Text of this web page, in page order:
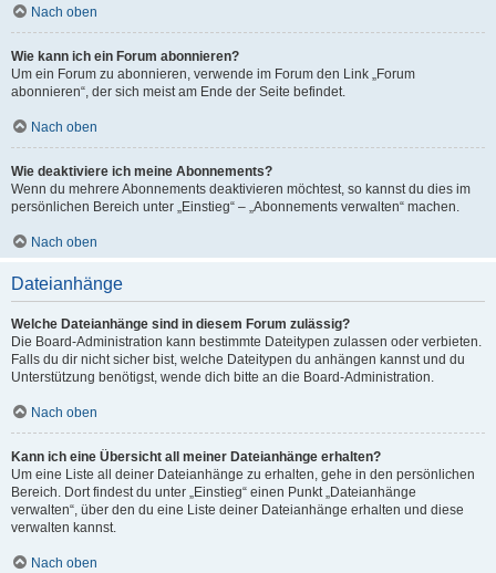
Nach oben
Wie kann ich ein Forum abonnieren?
Um ein Forum zu abonnieren, verwende im Forum den Link „Forum
abonnieren“, der sich meist am Ende der Seite befindet.
Nach oben
Wie deaktiviere ich meine Abonnements?
Wenn du mehrere Abonnements deaktivieren möchtest, so kannst du dies im
persönlichen Bereich unter „Einstieg“ – „Abonnements verwalten“ machen.
Nach oben
Dateianhänge
Welche Dateianhänge sind in diesem Forum zulässig?
Die Board-Administration kann bestimmte Dateitypen zulassen oder verbieten.
Falls du dir nicht sicher bist, welche Dateitypen du anhängen kannst und du
Unterstützung benötigst, wende dich bitte an die Board-Administration.
Nach oben
Kann ich eine Übersicht all meiner Dateianhänge erhalten?
Um eine Liste all deiner Dateianhänge zu erhalten, gehe in den persönlichen
Bereich. Dort findest du unter „Einstieg“ einen Punkt „Dateianhänge
verwalten“, über den du eine Liste deiner Dateianhänge erhalten und diese
verwalten kannst.
Nach oben